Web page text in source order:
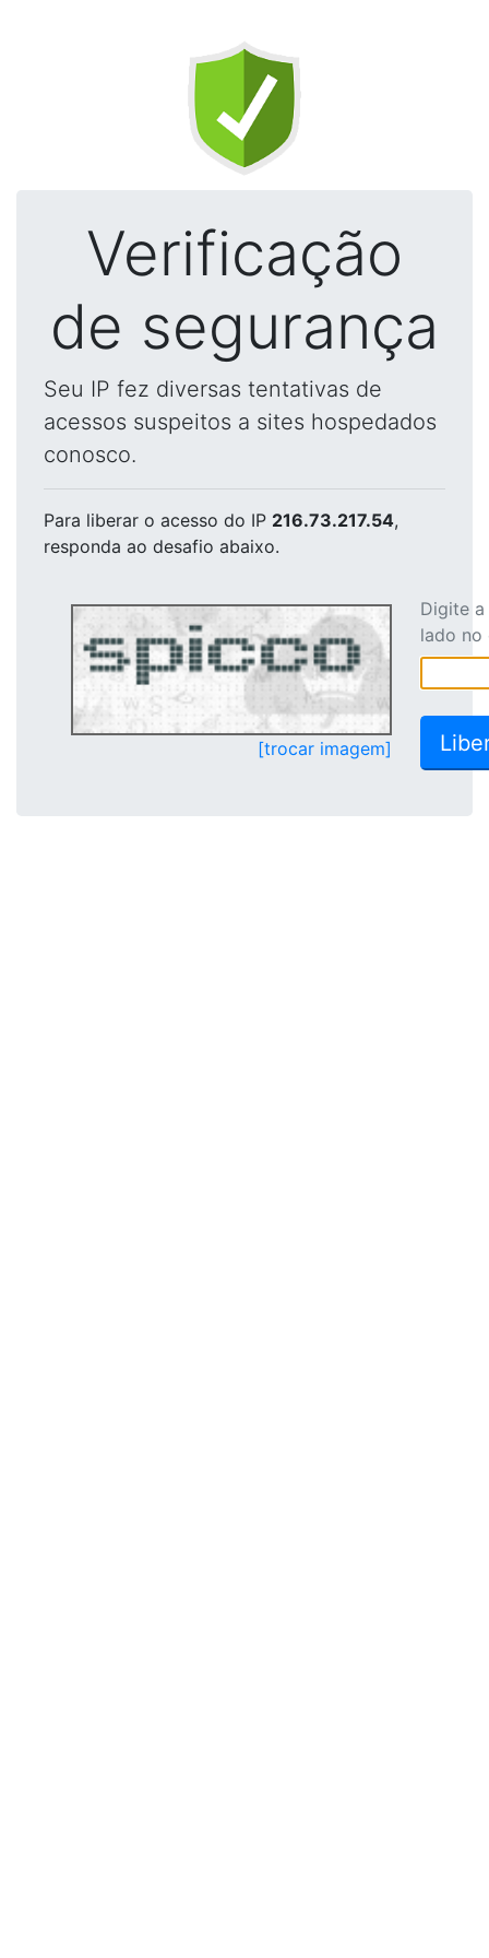
Verificação
de segurança
Seu IP fez diversas tentativas de
acessos suspeitos a sites hospedados
conosco.
Para liberar o acesso do IP 216.73.217.54,
responda ao desafio abaixo.
[trocar imagem]
Digite
lado no